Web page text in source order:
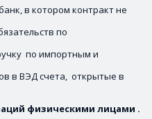
в котором контракт не
по
по импортным и
в ВЭД счета,  открытые в
физическими лицами .